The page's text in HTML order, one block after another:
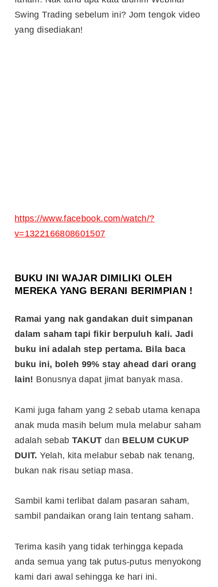
Swing Trading sebelum ini? Jom tengok video
yang disediakan!
https://www.facebook.com/watch/?
v=1322166808601507
BUKU INI WAJAR DIMILIKI OLEH
MEREKA YANG BERANI BERIMPIAN !
Ramai yang nak gandakan duit simpanan
dalam saham tapi fikir berpuluh kali. Jadi
buku ini adalah step pertama. Bila baca
buku ini, boleh 99% stay ahead dari orang
lain! Bonusnya dapat jimat banyak masa.
Kami juga faham yang 2 sebab utama kenapa
anak muda masih belum mula melabur saham
adalah sebab TAKUT dan BELUM CUKUP
DUIT.Yelah, kita melabur sebab nak tenang,
bukan nak risau setiap masa.
Sambil kami terlibat dalam pasaran saham,
sambil pandaikan orang lain tentang saham.
Terima kasih yang tidak terhingga kepada
anda semua yang tak putus-putus menyokong
kami dari awal sehingga ke hari ini.